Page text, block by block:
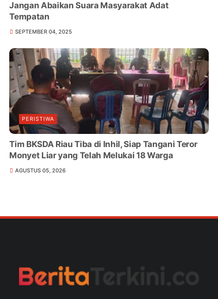
Jangan Abaikan Suara Masyarakat Adat
Tempatan
SEPTEMBER 04, 2025
PERISTIWA
Tim BKSDA Riau Tiba di Inhil, Siap Tangani Teror
Monyet Liar yang Telah Melukai 18 Warga
AGUSTUS 05, 2026